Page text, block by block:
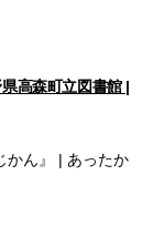
高森町立図書館 |
かん』 | あったか